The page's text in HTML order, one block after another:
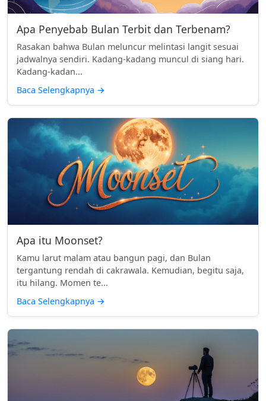
Apa Penyebab Bulan Terbit dan Terbenam?
Rasakan bahwa Bulan meluncur melintasi langit sesuai
jadwalnya sendiri. Kadang-kadang muncul di siang hari.
Kadang-kadan...
Baca Selengkapnya →
Apa itu Moonset?
Kamu larut malam atau bangun pagi, dan Bulan
tergantung rendah di cakrawala. Kemudian, begitu saja,
itu hilang. Momen te...
Baca Selengkapnya →